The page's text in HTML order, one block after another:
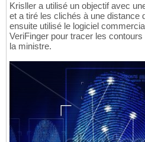
Krisller a utilisé un objectif avec
et a tiré les clichés à une distance
ensuite utilisé le logiciel
VeriFinger pour tracer les
la ministre.